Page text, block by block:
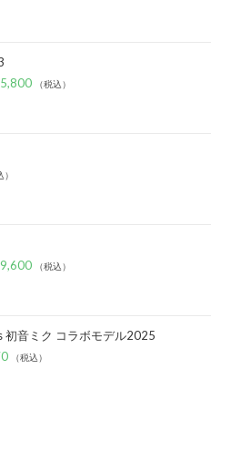
（税込）
）
（税込）
初音ミク コラボモデル2025
（税込）